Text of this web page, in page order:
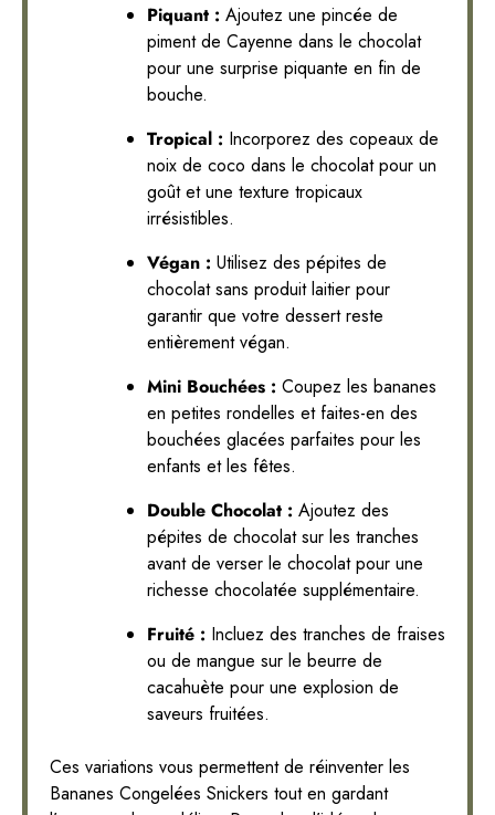
Piquant : Ajoutez une pincée de
piment de Cayenne dans le chocolat
pour une surprise piquante en fin de
bouche.
Tropical : Incorporez des copeaux de
noix de coco dans le chocolat pour un
goût et une texture tropicaux
irrésistibles.
Végan : Utilisez des pépites de
chocolat sans produit laitier pour
garantir que votre dessert reste
entièrement végan.
Mini Bouchées : Coupez les bananes
en petites rondelles et faites-en des
bouchées glacées parfaites pour les
enfants et les fêtes.
Double Chocolat : Ajoutez des
pépites de chocolat sur les tranches
avant de verser le chocolat pour une
richesse chocolatée supplémentaire.
Fruité : Incluez des tranches de fraises
ou de mangue sur le beurre de
cacahuète pour une explosion de
saveurs fruitées.
Ces variations vous permettent de réinventer les
Bananes Congelées Snickers tout en gardant